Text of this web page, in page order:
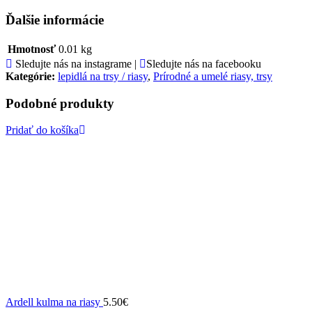
Ďalšie informácie
Hmotnosť 0.01 kg
Sledujte nás na instagrame |
Sledujte nás na facebooku
Kategórie: lepidlá na trsy / riasy, Prírodné a umelé riasy, trsy
Podobné produkty
Pridať do košíka
Ardell kulma na riasy 5.50€